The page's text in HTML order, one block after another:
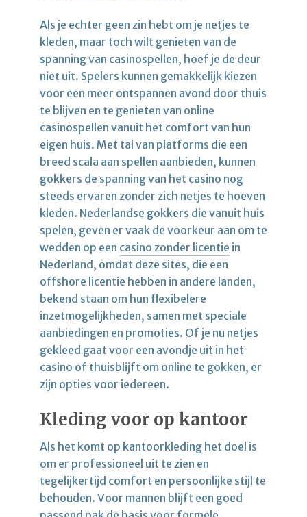
Als je echter geen zin hebt om je netjes te
kleden, maar toch wilt genieten van de
spanning van casinospellen, hoef je de deur
niet uit. Spelers kunnen gemakkelijk kiezen
voor een meer ontspannen avond door thuis
te blijven en te genieten van online
casinospellen vanuit het comfort van hun
eigen huis. Met tal van platforms die een
breed scala aan spellen aanbieden, kunnen
gokkers de spanning van het casino nog
steeds ervaren zonder zich netjes te hoeven
kleden. Nederlandse gokkers die vanuit huis
spelen, geven er vaak de voorkeur aan om te
wedden op een casino zonder licentie in
Nederland, omdat deze sites, die een
offshore licentie hebben in andere landen,
bekend staan ​​om hun flexibelere
inzetmogelijkheden, samen met speciale
aanbiedingen en promoties. Of je nu netjes
gekleed gaat voor een avondje uit in het
casino of thuisblijft om online te gokken, er
zijn opties voor iedereen.
Kleding voor op kantoor
Als het komt op kantoorkleding het doel is
om er professioneel uit te zien en
tegelijkertijd comfort en persoonlijke stijl te
behouden. Voor mannen blijft een goed